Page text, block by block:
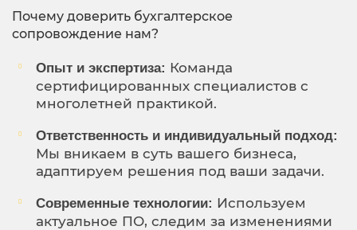
Почему доверить бухгалтерское
сопровождение нам?
Опыт и экспертиза: Команда
сертифицированных специалистов с
многолетней практикой.
Ответственность и индивидуальный подход:
Мы вникаем в суть вашего бизнеса,
адаптируем решения под ваши задачи.
Современные технологии: Используем
актуальное ПО, следим за изменениями